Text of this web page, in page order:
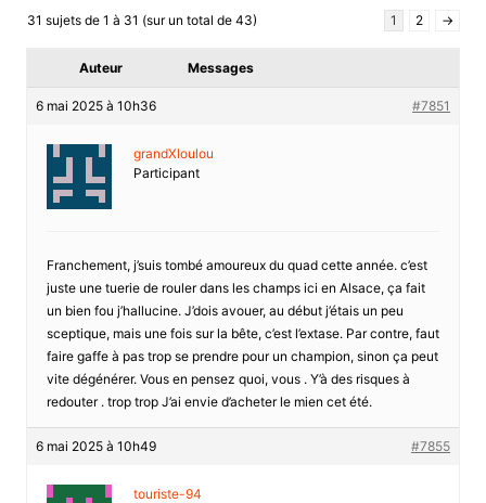
31 sujets de 1 à 31 (sur un total de 43) 1 2 →
Auteur Messages
6 mai 2025 à 10h36 #7851
grandXloulou
Participant
Franchement, j’suis tombé amoureux du quad cette année. c’est
juste une tuerie de rouler dans les champs ici en Alsace, ça fait
un bien fou j’hallucine. J’dois avouer, au début j’étais un peu
sceptique, mais une fois sur la bête, c’est l’extase. Par contre, faut
faire gaffe à pas trop se prendre pour un champion, sinon ça peut
vite dégénérer. Vous en pensez quoi, vous . Y’à des risques à
redouter . trop trop J’ai envie d’acheter le mien cet été.
6 mai 2025 à 10h49 #7855
touriste-94